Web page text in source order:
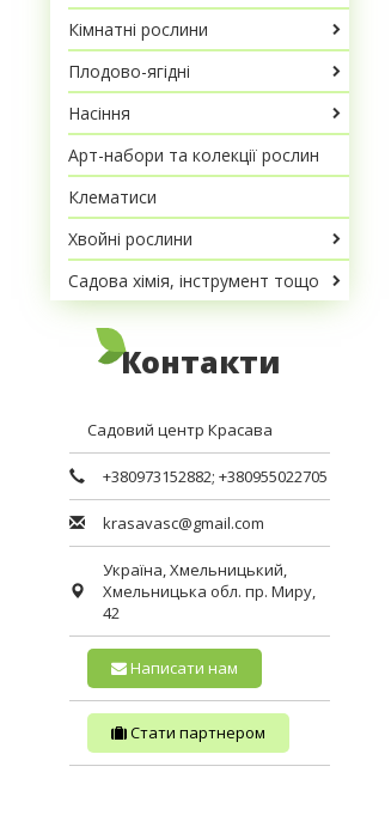
Кімнатні рослини
Плодово-ягідні
Насіння
Арт-набори та колекції рослин
Клематиси
Хвойні рослини
Садова хімія, інструмент тощо
Контакти
Садовий центр Красава
+380973152882; +380955022705
krasavasc@gmail.com
Україна,Хмельницький,
Хмельницька обл. пр. Миру,
42
Написати нам
Стати партнером